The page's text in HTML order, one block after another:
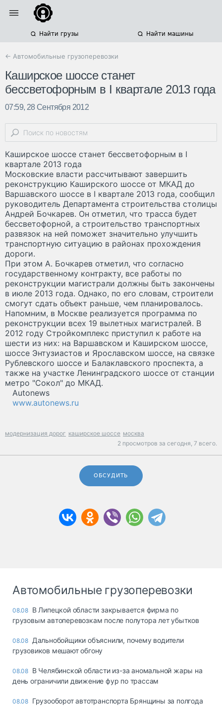
Найти грузы Найти машины
← Автомобильные грузоперевозки
Каширское шоссе станет
бессветофорным в I квартале 2013 года
07:59, 28 Сентября 2012
Каширское шоссе станет бессветофорным в I
квартале 2013 года
Московские власти рассчитывают завершить
реконструкцию Каширского шоссе от МКАД до
Варшавского шоссе в I квартале 2013 года, сообщил
руководитель Департамента строительства столицы
Андрей Бочкарев. Он отметил, что трасса будет
бессветофорной, а строительство транспортных
развязок на ней поможет значительно улучшить
транспортную ситуацию в районах прохождения
дороги.
При этом А. Бочкарев отметил, что согласно
государственному контракту, все работы по
реконструкции магистрали должны быть закончены
в июле 2013 года. Однако, по его словам, строители
смогут сдать объект раньше, чем планировалось.
Напомним, в Москве реализуется программа по
реконструкции всех 19 вылетных магистралей. В
2012 году Стройкомплекс приступил к работе на
шести из них: на Варшавском и Каширском шоссе,
шоссе Энтузиастов и Ярославском шоссе, на связке
Рублевского шоссе и Балаклавского проспекта, а
также на участке Ленинградского шоссе от станции
метро "Сокол" до МКАД.
Autonews
www.autonews.ru
модернизация дорог каширское шоссе москва
2 просмотров за сегодня, 7 всего.
ОБСУДИТЬ
Автомобильные грузоперевозки
08.08 В Липецкой области закрывается фирма по
грузовым автоперевозкам после полутора лет убытков
08.08 Дальнобойщики объяснили, почему водители
грузовиков мешают обгону
08.08 В Челябинской области из-за аномальной жары на
день ограничили движение фур по трассам
08.08 Грузооборот автотранспорта Брянщины за полгода